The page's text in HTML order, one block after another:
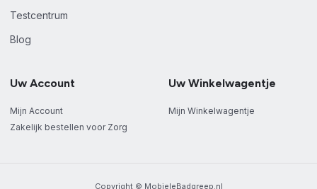
Testcentrum
Blog
Uw Account
Mijn Account
Zakelijk bestellen voor Zorg
Uw Winkelwagentje
Mijn Winkelwagentje
Copyright © MobieleBadgreep.nl